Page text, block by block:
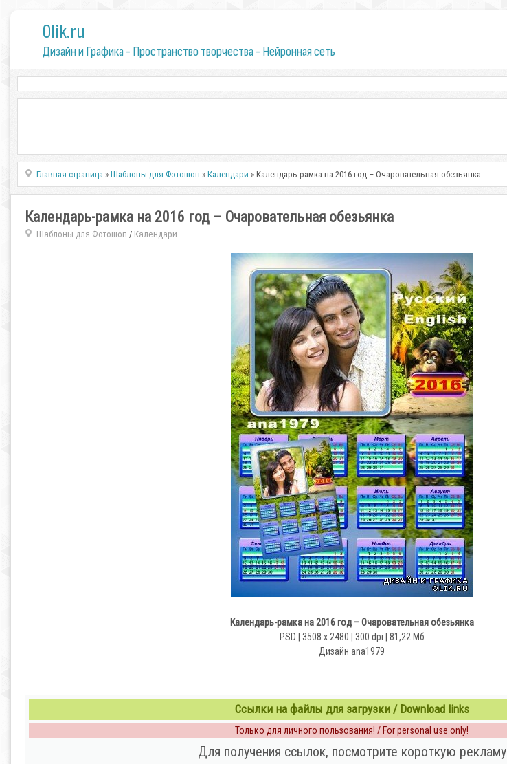
0lik.ru
Дизайн и Графика - Пространство творчества - Нейронная сеть
Главная страница »Шаблоны для Фотошоп »Календари » Календарь-рамка на 2016 год – Очаровательная обезьянка
Календарь-рамка на 2016 год – Очаровательная обезьянка
Шаблоны для Фотошоп / Календари
Календарь-рамка на 2016 год – Очаровательная обезьянка
PSD | 3508 x 2480 | 300 dpi | 81,22 Мб
Дизайн аnа1979
Ссылки на файлы для загрузки / Download links
Только для личного пользования! / For personal use only!
Для получения ссылок, посмотрите короткую рекламу